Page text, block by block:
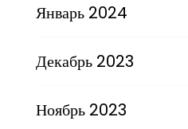
Январь 2024
Декабрь 2023
Ноябрь 2023